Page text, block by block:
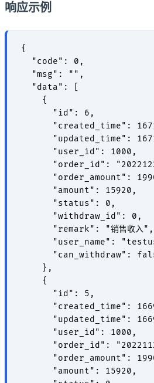
响应示例
{
  "code": 0,
  "msg": "",
  "data": [
    {
      "id": 6,
"created_time":
"updated_time":
      "user_id": 1000,
"order_id":
"order_amount":
      "amount": 15920,
      "status": 0,
      "withdraw_id": 0,
      "remark": "销售收入",
"user_name":
"can_withdraw":
    },
    {
      "id": 5,
"created_time":
"updated_time":
      "user_id": 1000,
"order_id":
"order_amount":
      "amount": 15920,